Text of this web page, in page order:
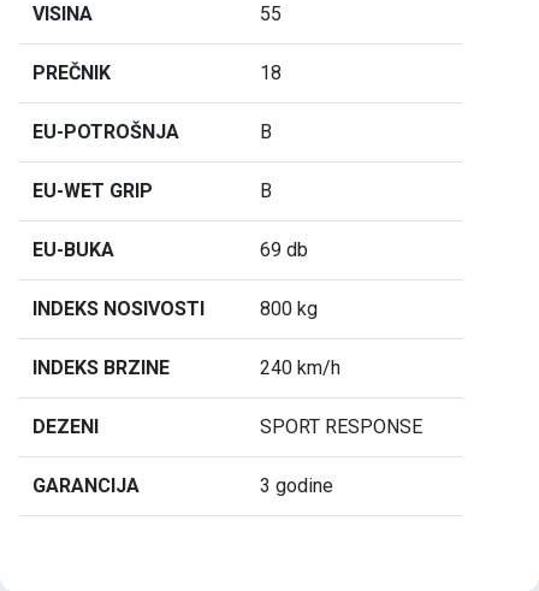
VISINA 55
PREČNIK 18
EU-POTROŠNJA B
EU-WET GRIP B
EU-BUKA 69 db
INDEKS NOSIVOSTI 800 kg
INDEKS BRZINE 240 km/h
DEZENI SPORT RESPONSE
GARANCIJA 3 godine